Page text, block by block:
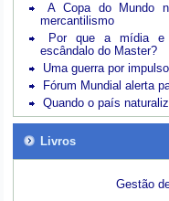
A Copa do Mundo
mercantilismo
Por que a mídia e
escândalo do Master?
Uma guerra por
Fórum Mundial alerta
Quando o país
Livros
Gestão